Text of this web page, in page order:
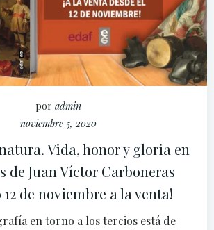
por admin
noviembre 5, 2020
Vida, honor y gloria en
de Juan Víctor Carboneras
12 de noviembre a la venta!
en torno a los tercios está de